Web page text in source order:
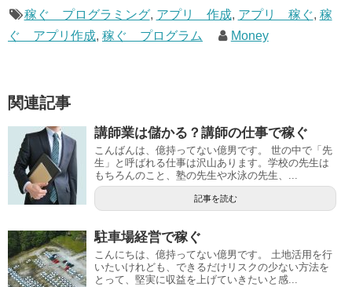
稼ぐ プログラミング, アプリ 作成, アプリ 稼ぐ, 稼
ぐ アプリ作成, 稼ぐ プログラム Money
関連記事
講師業は儲かる？講師の仕事で稼ぐ
こんばんは、億持ってない億男です。 世の中で「先
生」と呼ばれる仕事は沢山あります。学校の先生は
もちろんのこと、塾の先生や水泳の先生、...
記事を読む
駐車場経営で稼ぐ
こんにちは、億持ってない億男です。 土地活用を行
いたいけれども、できるだけリスクの少ない方法を
とって、堅実に収益を上げていきたいと感...